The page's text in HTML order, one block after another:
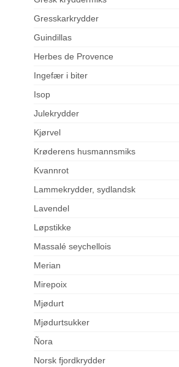
Gresskarkrydder
Guindillas
Herbes de Provence
Ingefær i biter
Isop
Julekrydder
Kjørvel
Krøderens husmannsmiks
Kvannrot
Lammekrydder, sydlandsk
Lavendel
Løpstikke
Massalé seychellois
Merian
Mirepoix
Mjødurt
Mjødurtsukker
Ñora
Norsk fjordkrydder